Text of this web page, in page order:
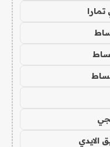
الايدي